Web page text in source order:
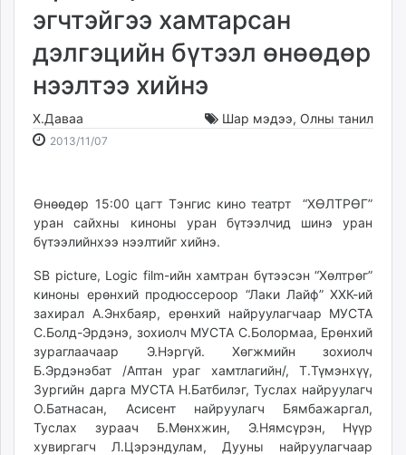
Нийслэлийн
dorgio.mn
Gogo.mn
news.mn
zindaa.mn
ikon.mn
mnb.mn
Eguur.mn
24tsag.mn
shuud.mn
eagle.mn
ergelt.mn
zarig.mn
today.mn
zuv.mn
эгчтэйгээ хамтарсан
дэлгэцийн бүтээл өнөөдөр
нээлтээ хийнэ
Х.Даваа Шар мэдээ, Олны танил
2013/11/07
15:54:09
18:28:36
Өнөөдөр 15:00 цагт Тэнгис кино театрт “ХӨЛТРӨГ”
уран сайхны киноны уран бүтээлчид шинэ уран
бүтээлийнхээ нээлтийг хийнэ.
SB picture, Logic film-ийн хамтран бүтээсэн “Хөлтрөг”
киноны ерөнхий продюссероор “Лаки Лайф” ХХК-ий
захирал А.Энхбаяр, ерөнхий найруулагчаар МУСТА
С.Болд-Эрдэнэ, зохиолч МУСТА С.Болормаа, Ерөнхий
зураглаачаар Э.Нэргүй. Хөгжмийн зохиолч
Б.Эрдэнэбат /Аптан ураг хамтлагийн/, Т.Түмэнхүү,
Зургийн дарга МУСТА Н.Батбилэг, Туслах найруулагч
О.Батнасан, Асисент найруулагч Бямбажаргал,
Туслах зураач Б.Мөнхжин, Э.Нямсүрэн, Нүүр
хувиргагч Л.Цэрэндулам, Дууны найруулагчаар